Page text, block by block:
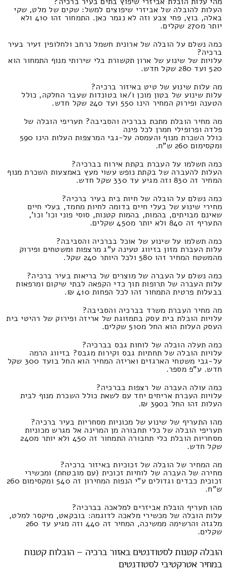
העלות להובלה של אביזרי שיפוצים למשל: שקים של מלט, שקי
באלה, בוץ, פחי צבע וזה לא נגמר כאן. התמחור זהו 410 ולא
יותר מ270 שקלים.
כמה נשלם על הובלה של ארונית חשמל נרחב ולחלופין זעיר בעיר
ברכיה?
עלויות של שינוע של ארון תקשורת בלי שירותי מנוף התמחור הוא
520 ועד 280 שקל חדש.
מה עלות שינוע של טיט באיזור ברכיה?
עלות שינוע של בטון מוכן ו/או בטונדות שעבר החלקה, כולל
הטענה ופירוק המחיר הינו 550 ועד 240 שקל חדש.
מה מחיר הובלת מתכת בברכיה והסביבה? תעריפי הובלה של
פלדה ופרופילי חמרן לכל פינה
כולל השכרת מנוף והעמסה על-גבי המרצפות העלות הינו 590
ומקסימום 260 ש"ח.
כמה תשלמו על העברת בקתת אירוח בברכיה?
העלות להעברה של בקתת נופש עשוי מעץ באמצעות השכרת מנוף
המחיר זה 830 וזה מגיע עד 330 שקל חדש.
כמה נשלם על הובלה של חיות בית בעיר ברכיה?
מחירי שינוע של בעלי חיים בדומה לחיות מחמד, בעלי חיים
שאינם מבויתים, בהמות, בהמות קטנות, סוסי פוני וכו' וכו',
התעריף זה 840 ולא יותר מ450 שקלים.
כמה תשלמו על שינוע של אוכל בברכיה והסביבה?
עלות העברת מזון בזיווג טעינה ע"ג מרצפות ומשטחים ופירוק
מהמשטח המחיר זהו 580 ולכל היותר 240 שקל.
כמה נשלם על העברה של מוצרים של בריאות בעיר ברכיה?
עלות העברה של תרופות תוך כדי הקפאה לבתי שיקום ומרפאות
בבעלות פרטית התמחור זהו לכל הפחות 410 ₪.
מה מחיר העברת משרד בברכיה והסביבה?
עלויות הובלת בית עסק בתמזוגת של אריזה ופירוק של רהיטי בית
העסק העלות הוא החל מ510 שקלים.
כמה תעלה הובלה של לוחות גבס בברכיה?
עלויות הובלה של תחתיות גבס וקירות מגבס? בזיווג הרמה
על-גבי משטחי הארגזים ואריזה המחיר הוא החל בועד 300 שקל
חדש. ע"פ מספר.
כמה עולה העברה של רצפות בברכיה?
עלויות העברת אריחים יחד עם לשאת כולל השכרת מנוף לבית
העלות זהו החל ב390 ₪.
מהו התעריף של שינוע של מכוניות מסחריות בעיר ברכיה?
תעריפי הובלה של כלי תחבורה מן המרינה אל מגרש מכוניות
מסחריות הובלת כלי תחבורה התמחור זה 450 ולא יותר מ240
שקל חדש.
מה המחיר של הובלה של זכוכיות באיזור ברכיה?
מחירה של העברה של לוחיות זכוכית (עם מובטחת) ומכשירי
זכוכית כבדים וגדולים ע"י הנפות המחירון זה 540 ומקסימום 260
ש"ח.
מהו תעריף הובלת אביזרים למלאכה בברכיה?
עלות הובלה של מכשירי מלאכה לדוגמה: בובקאט, מיקסר למלט,
מלגזה והרשימה ממשיכה, המחיר זה 440 וזה מגיע עד 260
שקלים.
הובלה קטנות לסטודנטים באזור ברכיה – הובלות קטנות
במחיר אטרקטיבי לסטודנטים